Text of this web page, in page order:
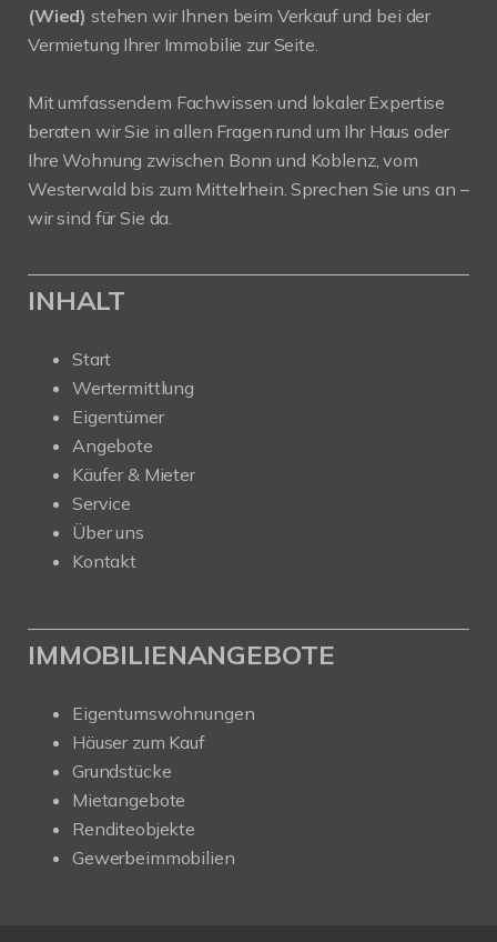
(Wied) stehen wir Ihnen beim Verkauf und bei der
Vermietung Ihrer Immobilie zur Seite.
Mit umfassendem Fachwissen und lokaler Expertise
beraten wir Sie in allen Fragen rund um Ihr Haus oder
Ihre Wohnung zwischen Bonn und Koblenz, vom
Westerwald bis zum Mittelrhein. Sprechen Sie uns an –
wir sind für Sie da.
INHALT
Start
Wertermittlung
Eigentümer
Angebote
Käufer & Mieter
Service
Über uns
Kontakt
IMMOBILIENANGEBOTE
Eigentumswohnungen
Häuser zum Kauf
Grundstücke
Mietangebote
Renditeobjekte
Gewerbeimmobilien